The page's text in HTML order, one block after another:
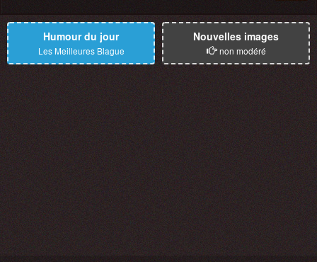
Humour du jour
Les Meilleures Blague
Nouvelles images
non modéré